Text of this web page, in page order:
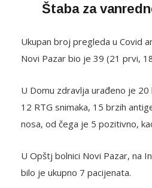
Štaba za
Ukupan broj pregleda u Covid
Novi Pazar bio je 39 (21 prvi,
U Domu zdravlja urađeno je
12 RTG snimaka, 15 brzih
nosa, od čega je 5 pozitivno,
U Opštj bolnici Novi Pazar, na
bilo je ukupno 7 pacijenata.